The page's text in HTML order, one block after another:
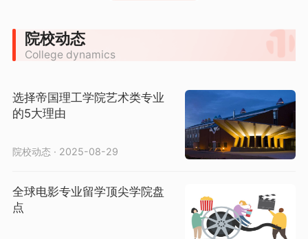
院校动态
College dynamics
选择帝国理工学院艺术类专业
的5大理由
院校动态 · 2025-08-29
全球电影专业留学顶尖学院盘
点